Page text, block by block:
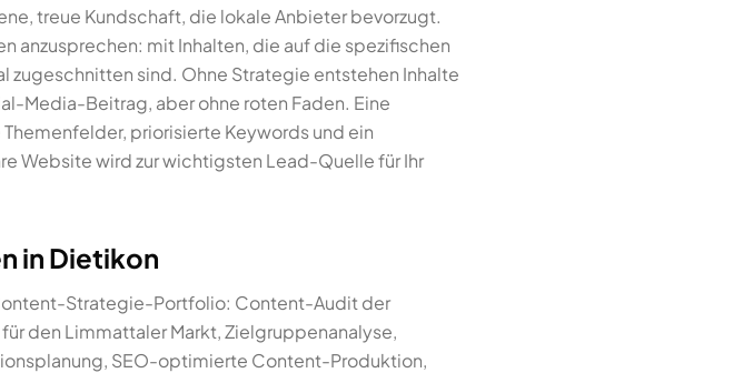
treue Kundschaft, die lokale Anbieter bevorzugt.
anzusprechen: mit Inhalten, die auf die spezifischen
zugeschnitten sind. Ohne Strategie entstehen Inhalte
Media-Beitrag, aber ohne roten Faden. Eine
priorisierte Keywords und ein
Website wird zur wichtigsten Lead-Quelle für Ihr
in Dietikon
Strategie-Portfolio: Content-Audit der
den Limmattaler Markt, Zielgruppenanalyse,
SEO-optimierte Content-Produktion,